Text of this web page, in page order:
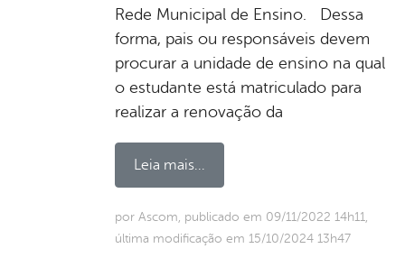
Rede Municipal de Ensino. Dessa
forma, pais ou responsáveis devem
procurar a unidade de ensino na qual
o estudante está matriculado para
realizar a renovação da
Leia mais...
por Ascom, publicado em 09/11/2022 14h11,
última modificação em 15/10/2024 13h47